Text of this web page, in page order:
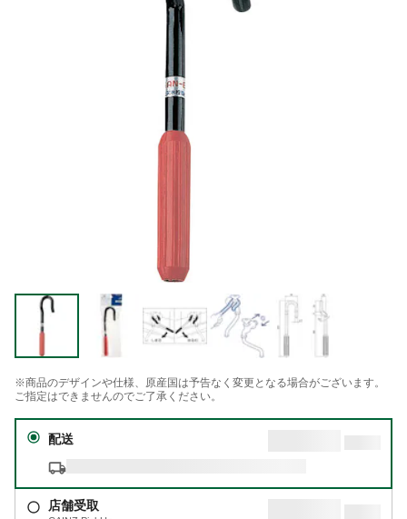
※商品のデザインや仕様、原産国は予告なく変更となる場合がございます。
ご指定はできませんのでご了承ください。
配送
店舗受取